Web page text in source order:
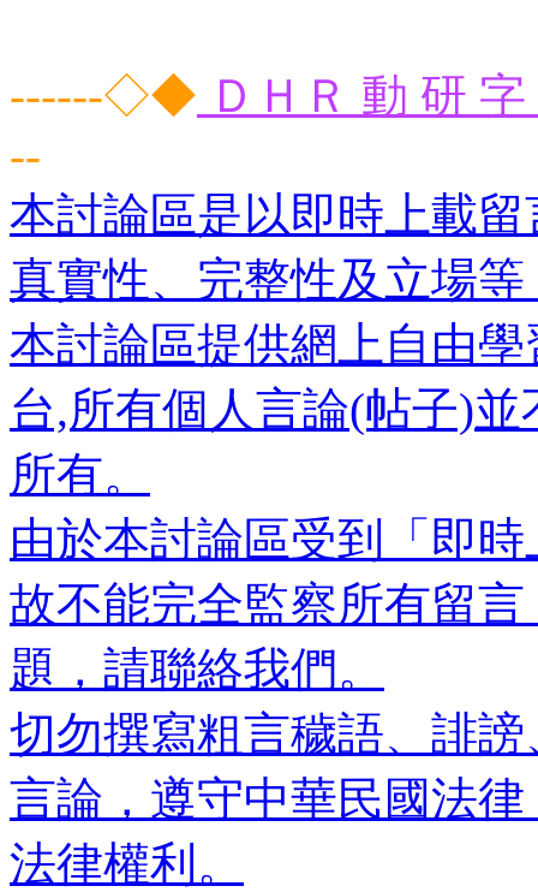
------◇◆ ＤＨＲ 動 研
--
本討論區是以即時上載
真實性、完整性及立場
本討論區提供網上自由
台,所有個人言論(帖子)
所有。
由於本討論區受到「即
故不能完全監察所有留
題，請聯絡我們。
切勿撰寫粗言穢語、誹
言論，遵守中華民國法
法律權利。